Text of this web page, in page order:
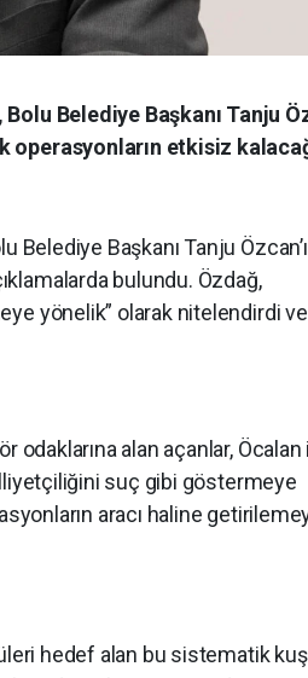
Belediye Başkanı Tanju
etkisiz
Belediye Başkanı Tanju
bulundu. Özdağ,
yönelik” olarak nitelendirdi
odaklarına alan açanlar,
suç gibi göstermeye
aracı haline
hedef alan bu sistematik